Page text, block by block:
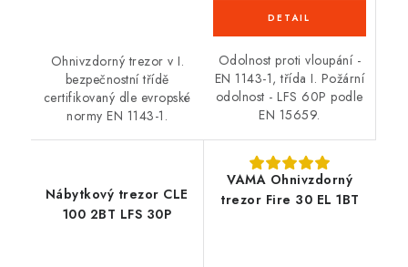
Ohnivzdorný trezor v I.
bezpečnostní třídě
certifikovaný dle evropské
normy EN 1143-1.
Odolnost proti vloupání -
EN 1143-1, třída I. Požární
odolnost - LFS 60P podle
EN 15659.
Nábytkový trezor CLE
100 2BT LFS 30P
VAMA Ohnivzdorný
trezor Fire 30 EL 1BT